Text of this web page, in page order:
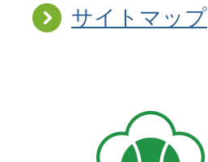
サイトマップ